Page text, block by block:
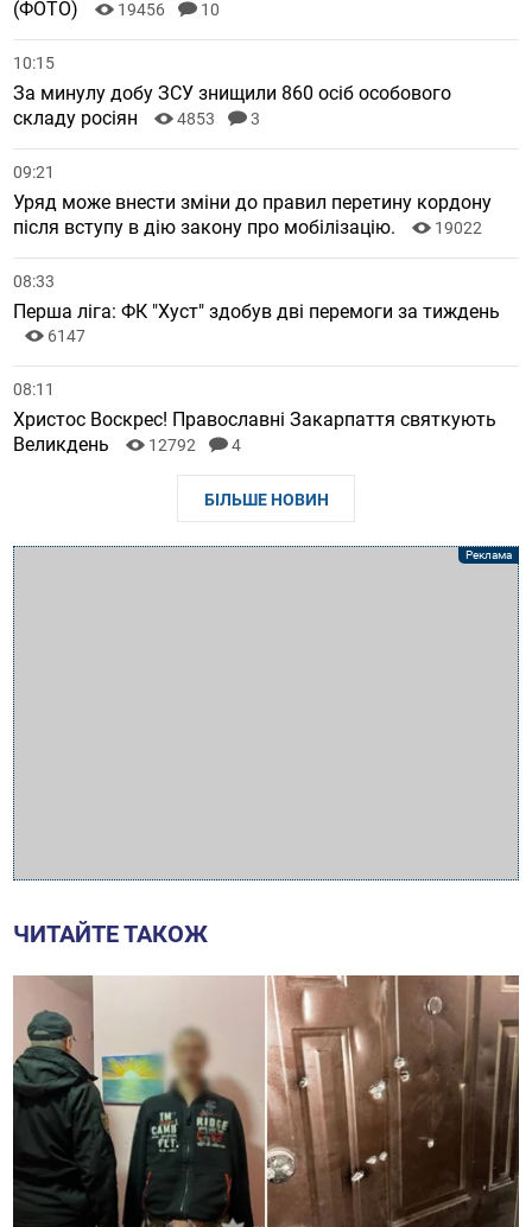
(ФОТО) 19456 10
10:15
За минулу добу ЗСУ знищили 860 осіб особового
складу росіян
4853 3
09:21
Уряд може внести зміни до правил перетину кордону
після вступу в дію закону про мобілізацію.
19022
08:33
Перша ліга: ФК "Хуст" здобув дві перемоги за тиждень
6147
08:11
Христос Воскрес! Православні Закарпаття святкують
Великдень
12792 4
БІЛЬШЕ НОВИН
ЧИТАЙТЕ ТАКОЖ